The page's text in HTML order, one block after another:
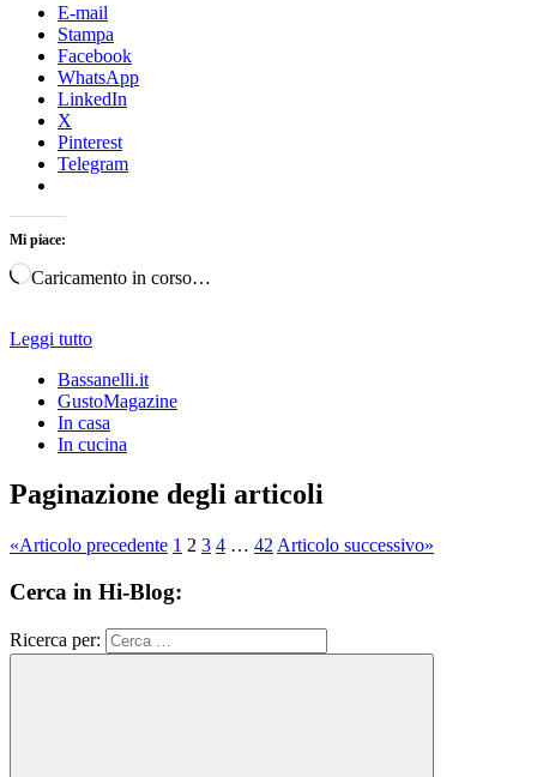
E-mail
Stampa
Facebook
WhatsApp
LinkedIn
X
Pinterest
Telegram
Mi piace:
Caricamento in corso…
Leggi tutto
Bassanelli.it
GustoMagazine
In casa
In cucina
Paginazione degli articoli
«Articolo precedente 1 2 3 4 … 42 Articolo successivo»
Cerca in Hi-Blog:
Ricerca per: